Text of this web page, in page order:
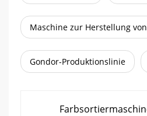
Maschine zur Herstellung
Gondor-Produktionslinie